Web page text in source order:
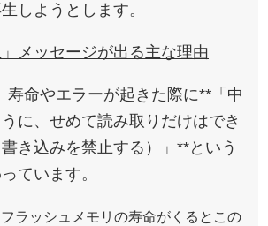
しようとします。
」メッセージが出る主な理由
寿命やエラーが起きた際に**「中
に、せめて読み取りだけはでき
き込みを禁止する）」**という
ています。
フラッシュメモリの寿命がくるとこの